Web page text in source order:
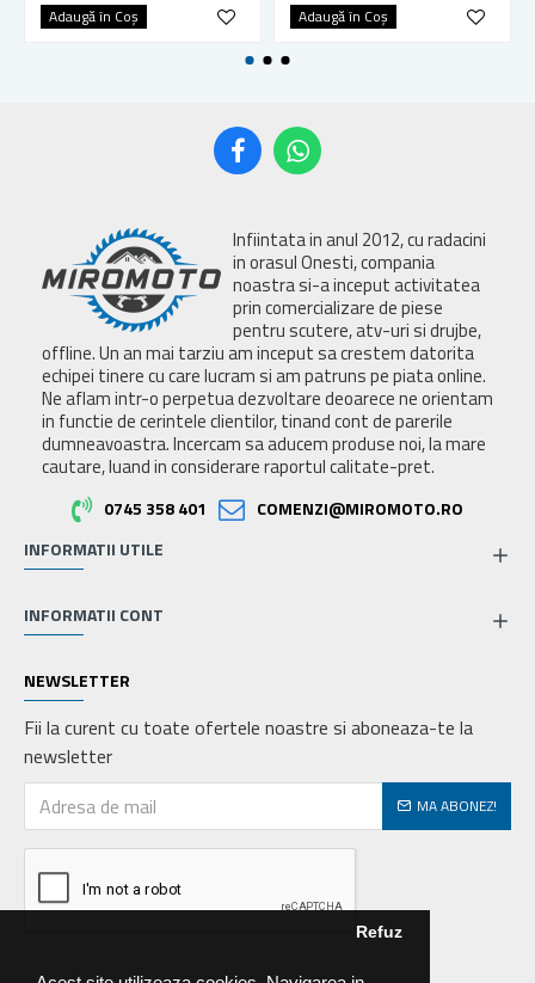
Refuz
Adaugă în Coş Adaugă în Coş
Infiintata in anul 2012, cu radacini
in orasul Onesti, compania
noastra si-a inceput activitatea
prin comercializare de piese
pentru scutere, atv-uri si drujbe,
offline. Un an mai tarziu am inceput sa crestem datorita
echipei tinere cu care lucram si am patruns pe piata online.
Ne aflam intr-o perpetua dezvoltare deoarece ne orientam
in functie de cerintele clientilor, tinand cont de parerile
dumneavoastra. Incercam sa aducem produse noi, la mare
cautare, luand in considerare raportul calitate-pret.
0745 358 401
COMENZI@MIROMOTO.RO
INFORMATII UTILE
INFORMATII CONT
NEWSLETTER
Fii la curent cu toate ofertele noastre si aboneaza-te la
newsletter
MA ABONEZ!